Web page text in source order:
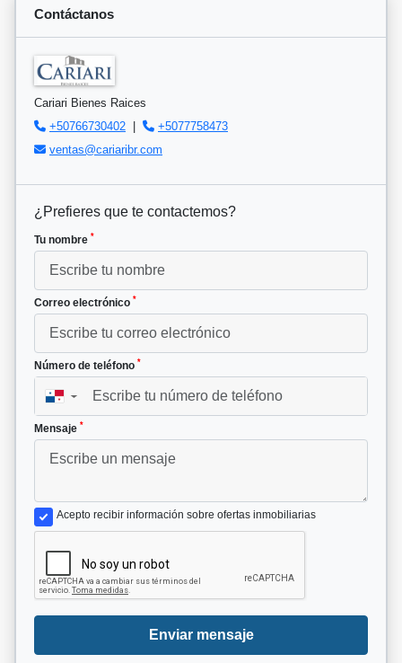
Contáctanos
Cariari Bienes Raices
+50766730402 |
+5077758473
ventas@cariaribr.com
¿Prefieres que te contactemos?
Tu nombre *
Correo electrónico *
Número de teléfono *
▼
Mensaje *
Acepto recibir información sobre ofertas inmobiliarias
Enviar mensaje